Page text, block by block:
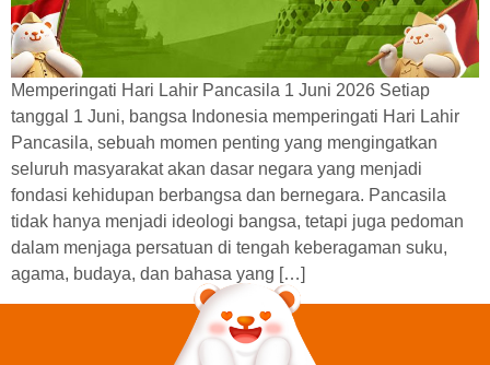
Memperingati Hari Lahir Pancasila 1 Juni 2026 Setiap
tanggal 1 Juni, bangsa Indonesia memperingati Hari Lahir
Pancasila, sebuah momen penting yang mengingatkan
seluruh masyarakat akan dasar negara yang menjadi
fondasi kehidupan berbangsa dan bernegara. Pancasila
tidak hanya menjadi ideologi bangsa, tetapi juga pedoman
dalam menjaga persatuan di tengah keberagaman suku,
agama, budaya, dan bahasa yang […]